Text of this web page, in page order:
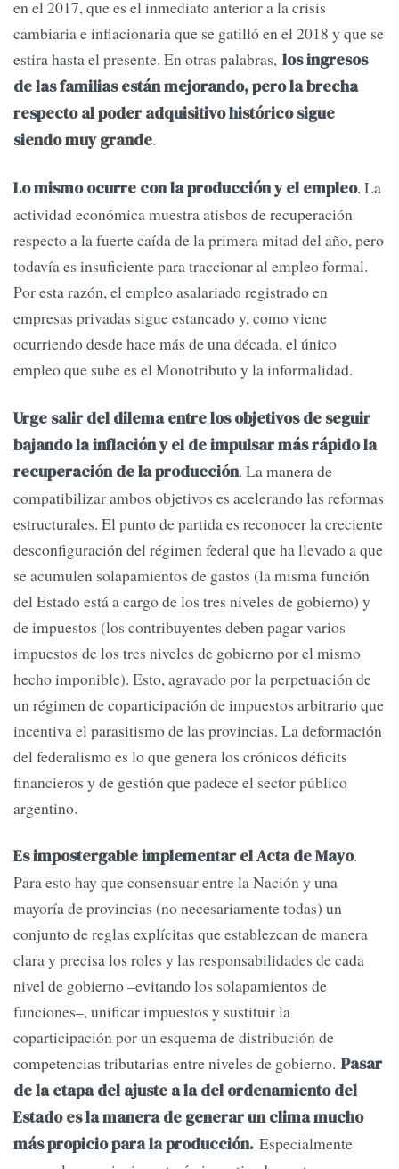
en el 2017, que es el inmediato anterior a la crisis
cambiaria e inflacionaria que se gatilló en el 2018 y que se
estira hasta el presente. En otras palabras, los ingresos
de las familias están mejorando, pero la brecha
respecto al poder adquisitivo histórico sigue
siendo muy grande.
Lo mismo ocurre con la producción y el empleo. La
actividad económica muestra atisbos de recuperación
respecto a la fuerte caída de la primera mitad del año, pero
todavía es insuficiente para traccionar al empleo formal.
Por esta razón, el empleo asalariado registrado en
empresas privadas sigue estancado y, como viene
ocurriendo desde hace más de una década, el único
empleo que sube es el Monotributo y la informalidad.
Urge salir del dilema entre los objetivos de seguir
bajando la inflación y el de impulsar más rápido la
recuperación de la producción. La manera de
compatibilizar ambos objetivos es acelerando las reformas
estructurales. El punto de partida es reconocer la creciente
desconfiguración del régimen federal que ha llevado a que
se acumulen solapamientos de gastos (la misma función
del Estado está a cargo de los tres niveles de gobierno) y
de impuestos (los contribuyentes deben pagar varios
impuestos de los tres niveles de gobierno por el mismo
hecho imponible). Esto, agravado por la perpetuación de
un régimen de coparticipación de impuestos arbitrario que
incentiva el parasitismo de las provincias. La deformación
del federalismo es lo que genera los crónicos déficits
financieros y de gestión que padece el sector público
argentino.
Es impostergable implementar el Acta de Mayo.
Para esto hay que consensuar entre la Nación y una
mayoría de provincias (no necesariamente todas) un
conjunto de reglas explícitas que establezcan de manera
clara y precisa los roles y las responsabilidades de cada
nivel de gobierno –evitando los solapamientos de
funciones–, unificar impuestos y sustituir la
coparticipación por un esquema de distribución de
competencias tributarias entre niveles de gobierno. Pasar
de la etapa del ajuste a la del ordenamiento del
Estado es la manera de generar un clima mucho
más propicio para la producción. Especialmente